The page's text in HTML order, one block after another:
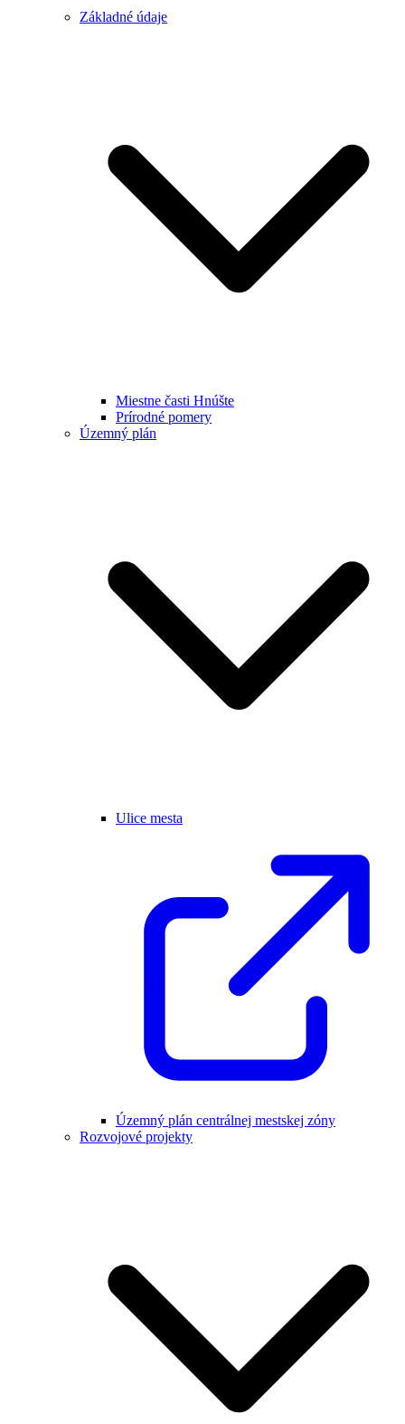
Základné údaje
Miestne časti Hnúšte
Prírodné pomery
Územný plán
Ulice mesta
Územný plán centrálnej mestskej zóny
Rozvojové projekty